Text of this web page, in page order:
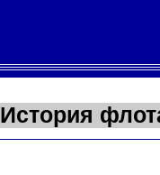
История